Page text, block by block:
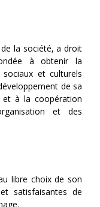
la société, a droit
à obtenir la
et culturels
de sa
et à la coopération
et des
libre choix de son
satisfaisantes de